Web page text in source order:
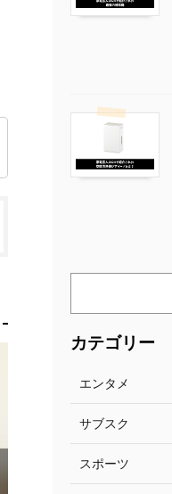
カテゴリー
エンタメ
サブスク
スポーツ